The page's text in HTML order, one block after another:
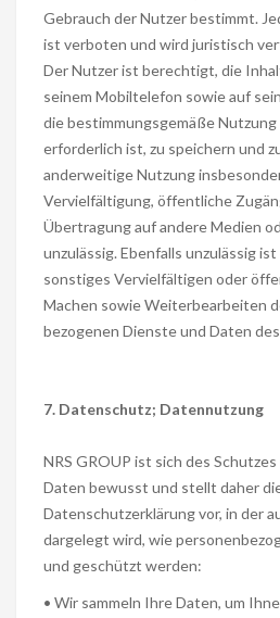
Gebrauch der Nutzer bestimmt.
ist verboten und wird juristisch
Der Nutzer ist berechtigt, die
seinem Mobiltelefon sowie auf
die bestimmungsgemäße
erforderlich ist, zu speichern und
anderweitige Nutzung
Vervielfältigung, öffentliche
Übertragung auf andere Medien
unzulässig. Ebenfalls unzulässig
sonstiges Vervielfältigen oder
Machen sowie Weiterbearbeiten
bezogenen Dienste und Daten
7. Datenschutz; Datennutzung
NRS GROUP ist sich des
Daten bewusst und stellt daher
Datenschutzerklärung vor, in der
dargelegt wird, wie
und geschützt werden:
• Wir sammeln Ihre Daten, um